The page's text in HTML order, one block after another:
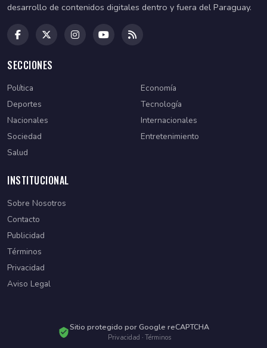
desarrollo de contenidos digitales dentro y fuera del Paraguay.
SECCIONES
Política
Economía
Deportes
Tecnología
Nacionales
Internacionales
Sociedad
Entretenimiento
Salud
INSTITUCIONAL
Sobre Nosotros
Contacto
Publicidad
Términos
Privacidad
Aviso Legal
Sitio protegido por Google reCAPTCHA
Privacidad · Términos